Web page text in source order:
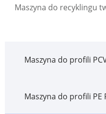
sztucznych
Maszyna do recyklingu
Maszyna do profili
Maszyna do profili PE